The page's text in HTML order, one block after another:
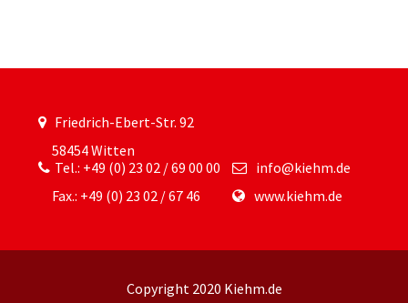
Friedrich-Ebert-Str. 92
58454 Witten
Tel.: +49 (0) 23 02 / 69 00 00
Fax.: +49 (0) 23 02 / 67 46
info@kiehm.de
www.kiehm.de
Copyright 2020 Kiehm.de